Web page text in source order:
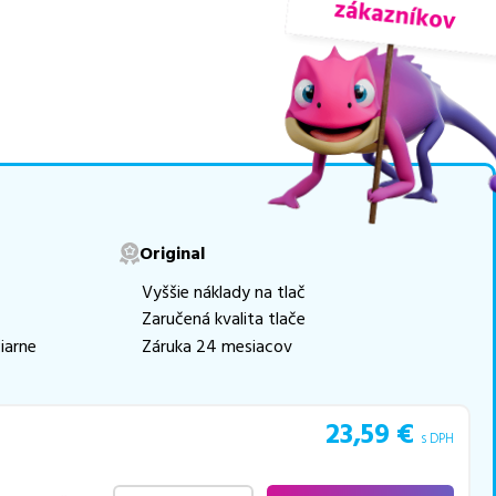
tlač.
vybrať to
Original
Vyššie náklady na tlač
Zaručená kvalita tlače
Záruka 24 mesiacov
23,59 € s DPH